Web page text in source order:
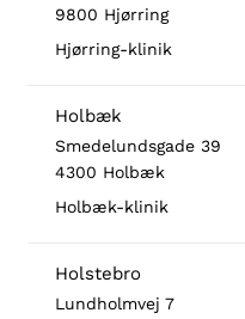
9800 Hjørring
Hjørring-klinik
Holbæk
Smedelundsgade 39
4300 Holbæk
Holbæk-klinik
Holstebro
Lundholmvej 7